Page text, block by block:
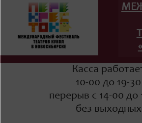
Касса
10-00 до 19-30
перерыв с 14-00 до
без выходных